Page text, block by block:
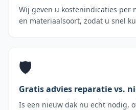
Wij geven u kostenindicaties per
en materiaalsoort, zodat u snel
🛡️
Gratis advies reparatie vs.
Is een nieuw dak nu echt nodig,